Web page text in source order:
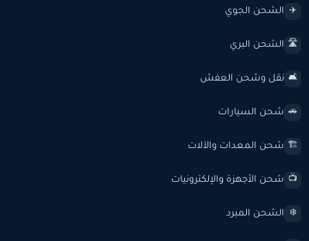
✈️ الشحن الجوي
🛣️ الشحن البري
🛋️ نقل وشحن العفش
🚗 شحن السيارات
🏗️ شحن المعدات والآلات
📺 شحن الأجهزة والإلكترونيات
❄️ الشحن المبرد